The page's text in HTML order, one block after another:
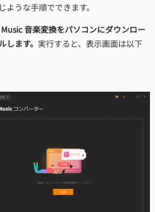
ような手順でできます。
音楽変換をパソコンにダウンロー
します。 実行すると、表示画面は以下